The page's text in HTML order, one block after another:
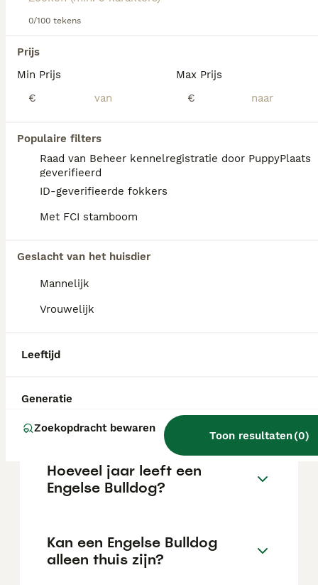
0/100 tekens
Prijs
Min Prijs
€
Max Prijs
€
Populaire filters
Raad van Beheer kennelregistratie door PuppyPlaats
geverifieerd
ID-geverifieerde fokkers
Met FCI stamboom
Geslacht van het huisdier
Mannelijk
Vrouwelijk
Leeftijd
Generatie
Zoekopdracht bewaren
Toon resultaten(0)
Engelse Bulldog adviespagina
over dit hondenras.
We hebben 0 Engelse Bulldog Pups te koop
Als je toekomstige resultaten wil zien voor deze
exacte zoekopdracht, sla dan je zoekopdracht op en
FAQ's
Bulldog?
De gemiddelde prijs voor een Engelse
Bulldog pup in Nederland ligt rond de €1047
maar dit kan variëren afhankelijk van
Wat is het karakter van een
Hoeveel jaar leeft een
Engelse Bulldog?
Kan een Engelse Bulldog
alleen thuis zijn?